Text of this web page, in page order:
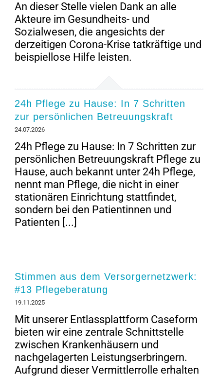
An dieser Stelle vielen Dank an alle
Akteure im Gesundheits- und
Sozialwesen, die angesichts der
derzeitigen Corona-Krise tatkräftige und
beispiellose Hilfe leisten.
24h Pflege zu Hause: In 7 Schritten
zur persönlichen Betreuungskraft
24.07.2026
24h Pflege zu Hause: In 7 Schritten zur
persönlichen Betreuungskraft Pflege zu
Hause, auch bekannt unter 24h Pflege,
nennt man Pflege, die nicht in einer
stationären Einrichtung stattfindet,
sondern bei den Patientinnen und
Patienten [...]
Stimmen aus dem Versorgernetzwerk:
#13 Pflegeberatung
19.11.2025
Mit unserer Entlassplattform Caseform
bieten wir eine zentrale Schnittstelle
zwischen Krankenhäusern und
nachgelagerten Leistungserbringern.
Aufgrund dieser Vermittlerrolle erhalten